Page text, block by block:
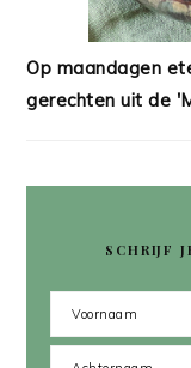
Op maandagen
gerechten uit de
SCHRIJF